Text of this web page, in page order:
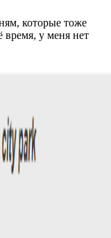
которые тоже
время, у меня нет